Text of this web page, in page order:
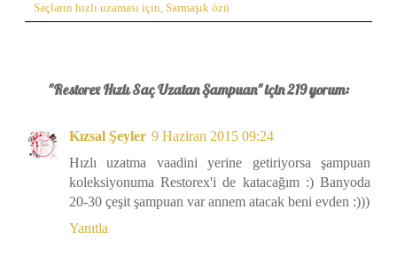
Saçların hızlı uzaması için Sarmaşık özü
"Restorex Hızlı Saç Uzatan Şampuan" için 219 yorum:
Kızsal Şeyler 9 Haziran 2015 09:24
Hızlı uzatma vaadini yerine getiriyorsa şampuan
koleksiyonuma Restorex'i de katacağım :) Banyoda
20-30 çeşit şampuan var annem atacak beni evden :)))
Yanıtla